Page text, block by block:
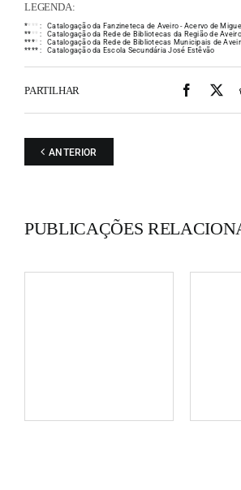
LEGENDA:
** * * :
Catalogação da Fanzineteca de Aveiro - Acervo de
** * * :
Catalogação da Rede de Bibliotecas da Região de Aveiro
**** :
Catalogação da Rede de Bibliotecas Municipais de
**** : Catalogação da Escola Secundária José Estêvão
PARTILHAR X
ANTERIOR
PUBLICAÇÕES